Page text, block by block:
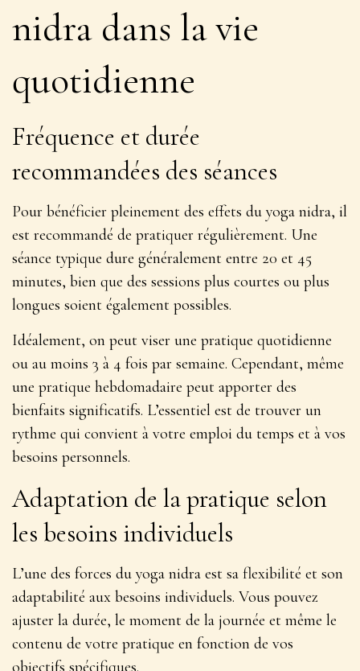
nidra dans la vie
quotidienne
Fréquence et durée
recommandées des séances
Pour bénéficier pleinement des effets du yoga nidra, il
est recommandé de pratiquer régulièrement. Une
séance typique dure généralement entre 20 et 45
minutes, bien que des sessions plus courtes ou plus
longues soient également possibles.
Idéalement, on peut viser une pratique quotidienne
ou au moins 3 à 4 fois par semaine. Cependant, même
une pratique hebdomadaire peut apporter des
bienfaits significatifs. L’essentiel est de trouver un
rythme qui convient à votre emploi du temps et à vos
besoins personnels.
Adaptation de la pratique selon
les besoins individuels
L’une des forces du yoga nidra est sa flexibilité et son
adaptabilité aux besoins individuels. Vous pouvez
ajuster la durée, le moment de la journée et même le
contenu de votre pratique en fonction de vos
objectifs spécifiques.